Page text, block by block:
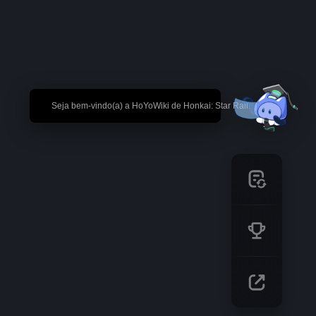
🎉 Seja bem-vindo(a) a HoYoWiki de Honkai: Star Rail!